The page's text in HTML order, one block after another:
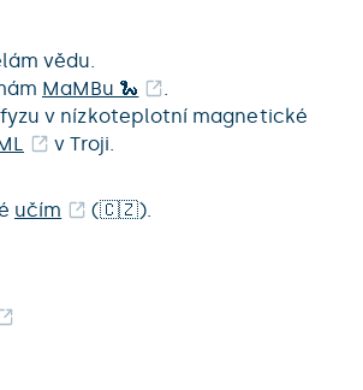
vědu.
MaMBu 🐍
.
v nízkoteplotní magnetické
v Troji.
učím (🇨🇿).